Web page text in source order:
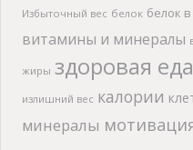
Избыточный вес белок белок
витамины и минералы
жиры здоровая еда
излишний вес калории
минералы